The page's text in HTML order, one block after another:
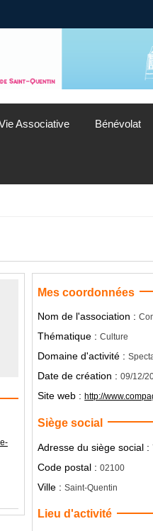
Associative Bénévolat
Mes coordonnées
Nom de l'association :
Thématique :Culture
Domaine d'activité :
Date de création :09/12/
Site web :http://
Siège social
Adresse du siège social :
Code postal :02100
Ville :Saint-Quentin
Lieu d'activité